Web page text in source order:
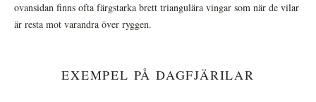
ovansidan finns ofta färgstarka brett triangulära vingar som när de vilar
är resta mot varandra över ryggen.
EXEMPEL PÅ DAGFJÄRILAR